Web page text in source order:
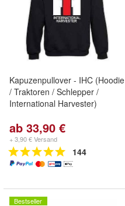
Kapuzenpullover - IHC (Hoodie
/ Traktoren / Schlepper /
International Harvester)
ab 33,90 €
+ 3,90 € Versand
144
Bestseller